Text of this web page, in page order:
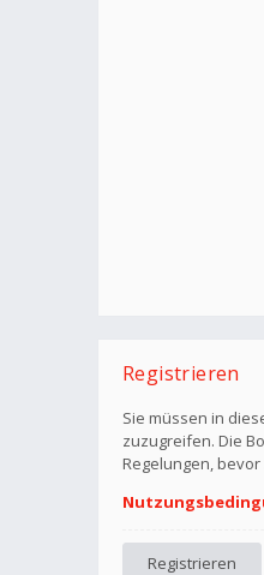
Registrieren
Sie müssen in
zuzugreifen. Die
Regelungen,
Registrieren